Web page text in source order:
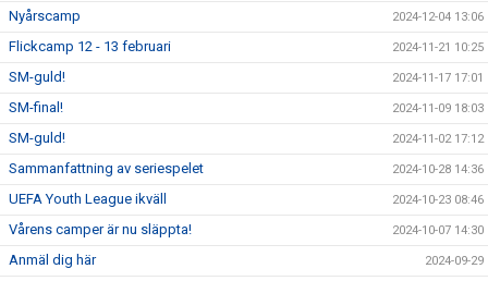
Nyårscamp 2024-12-04 13:06
Flickcamp 12 - 13 februari 2024-11-21 10:25
SM-guld! 2024-11-17 17:01
SM-final! 2024-11-09 18:03
SM-guld! 2024-11-02 17:12
Sammanfattning av seriespelet 2024-10-28 14:36
UEFA Youth League ikväll 2024-10-23 08:46
Vårens camper är nu släppta! 2024-10-07 14:30
Anmäl dig här 2024-09-29